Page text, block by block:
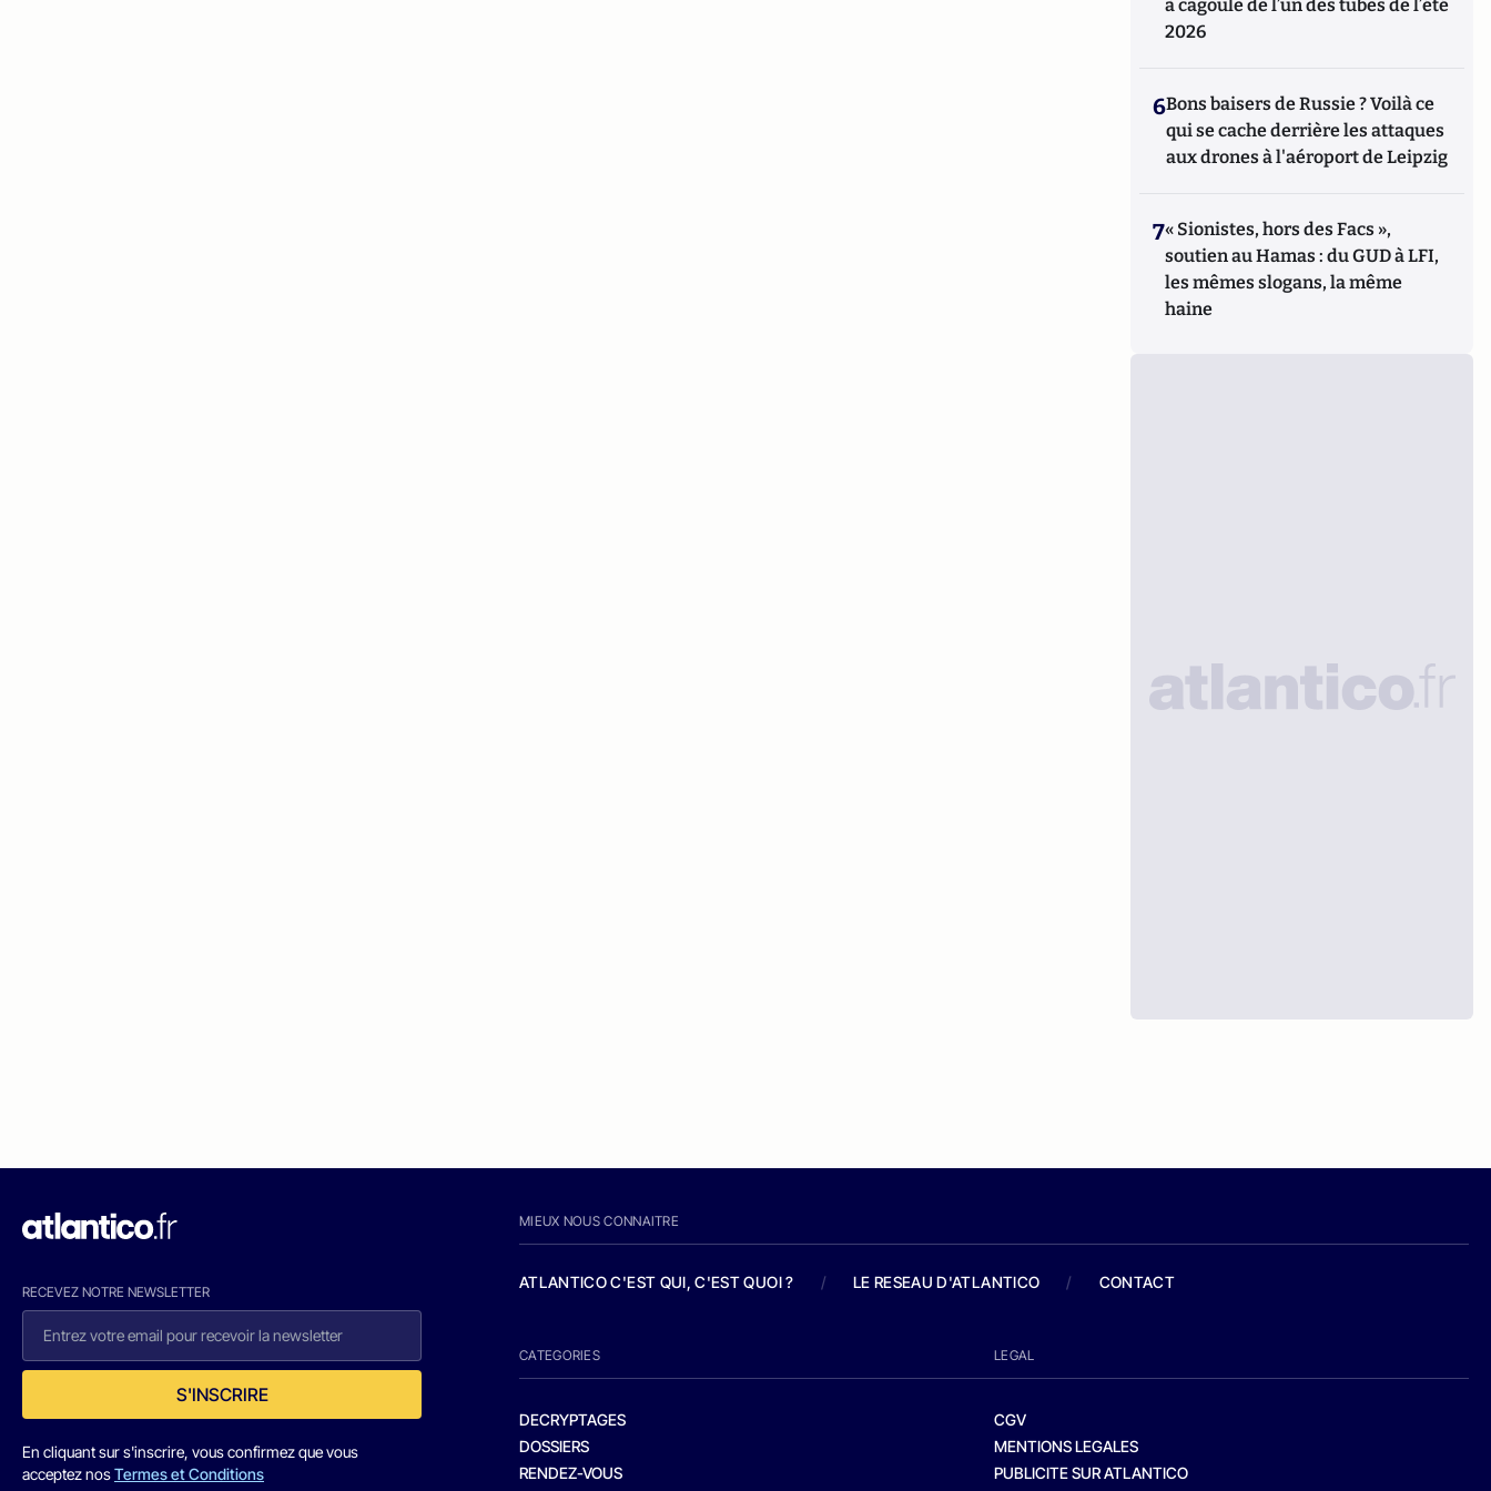
à cagoule de l’un des tubes de l’été
2026
6Bons baisers de Russie ? Voilà ce
qui se cache derrière les attaques
aux drones à l'aéroport de Leipzig
7« Sionistes, hors des Facs »,
soutien au Hamas : du GUD à LFI,
les mêmes slogans, la même
haine
RECEVEZ NOTRE NEWSLETTER
S'INSCRIRE
En cliquant sur s'inscrire, vous confirmez que vous
acceptez nosTermes et Conditions
MIEUX NOUS CONNAITRE
ATLANTICO C'EST QUI, C'EST QUOI ? / LE RESEAU D'ATLANTICO / CONTACT
CATEGORIES
DECRYPTAGES
DOSSIERS
RENDEZ-VOUS
LEGAL
CGV
MENTIONS LEGALES
PUBLICITE SUR ATLANTICO